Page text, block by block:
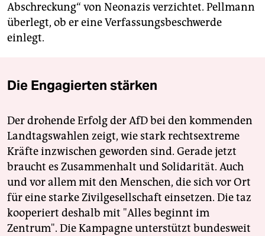
Abschreckung“ von Neonazis verzichtet. Pellmann
überlegt, ob er eine Verfassungsbeschwerde
einlegt.
Die Engagierten stärken
Der drohende Erfolg der AfD bei den kommenden
Landtagswahlen zeigt, wie stark rechtsextreme
Kräfte inzwischen geworden sind. Gerade jetzt
braucht es Zusammenhalt und Solidarität. Auch
und vor allem mit den Menschen, die sich vor Ort
für eine starke Zivilgesellschaft einsetzen. Die taz
kooperiert deshalb mit "Alles beginnt im
Zentrum". Die Kampagne unterstützt bundesweit